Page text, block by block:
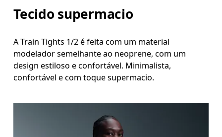
Tecido supermacio
A Train Tights 1/2 é feita com um material
modelador semelhante ao neoprene, com um
design estiloso e confortável. Minimalista,
confortável e com toque supermacio.